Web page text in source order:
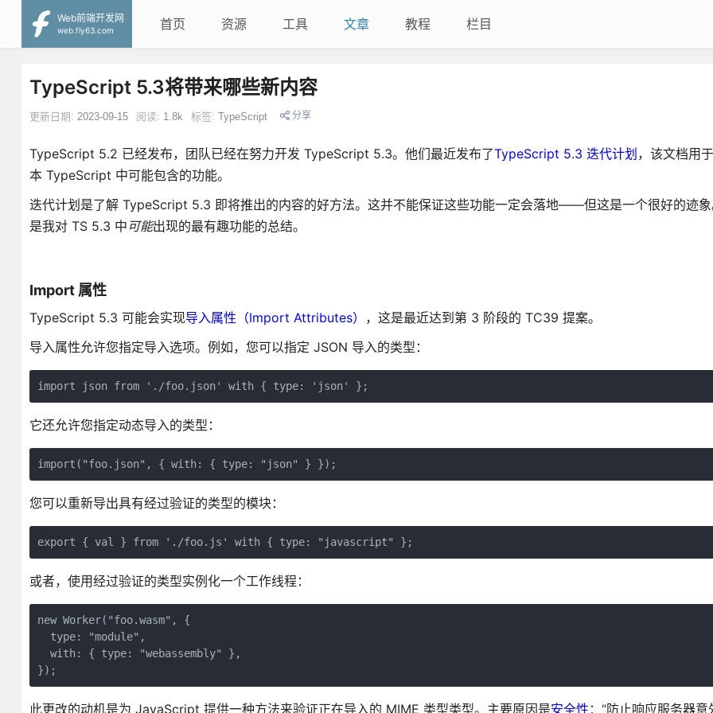
Web前端开发网
web.fly63.com
首页 资源 工具 文章 教程 栏目
TypeScript 5.3将带来哪些新内容
更新日期: 2023-09-15 阅读: 1.8k 标签: TypeScript 分享
TypeScript 5.2 已经发布，团队已经在努力开发 TypeScript 5.3。他们最近发布了TypeScript 5.3 迭代计划 ，该文档用
本 TypeScript 中可能包含的功能。
迭代计划是了解 TypeScript 5.3 即将推出的内容的好方法。这并不能保证这些功能一定会落地——但这是一个很好的迹
是我对 TS 5.3 中 可能出现的最有趣功能的总结。
Import 属性
TypeScript 5.3 可能会实现导入属性（Import Attributes）
，这是最近达到第 3 阶段的 TC39 提案。
导入属性允许您指定导入选项。例如，您可以指定 JSON 导入的类型：
import json from './foo.json' with { type: 'json' };
它还允许您指定动态导入的类型：
import("foo.json", { with: { type: "json" } });
您可以重新导出具有经过验证的类型的模块：
export { val } from './foo.js' with { type: "javascript" };
或者，使用经过验证的类型实例化一个工作线程：
new Worker("foo.wasm", {
  type: "module",
  with: { type: "webassembly" },
});
此更改的动机是为 JavaScript 提供一种方法来验证正在导入的 MIME 类型类型。主要原因是安全性 ：“防止响应服务器